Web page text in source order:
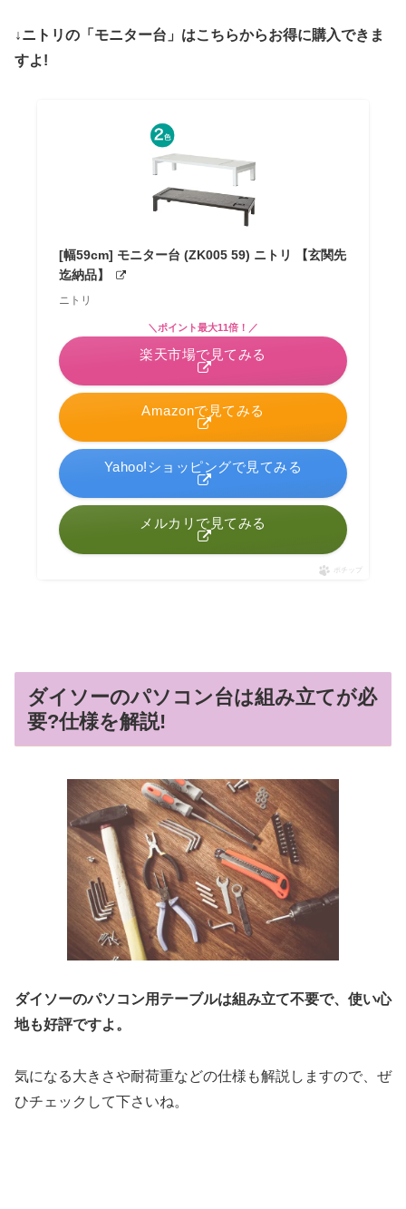
↓ニトリの「モニター台」はこちらからお得に購入できま
すよ!
[幅59cm] モニター台 (ZK005 59) ニトリ 【玄関先
迄納品】
ニトリ
Amazonで見てみる
＼ポイント最大11倍！／
楽天市場で見てみる
Yahoo!ショッピングで見てみる
メルカリで見てみる
ポチップ
ダイソーのパソコン台は組み立てが必
要?仕様を解説!
ダイソーのパソコン用テーブルは組み立て不要で、使い心
地も好評ですよ。
気になる大きさや耐荷重などの仕様も解説しますので、ぜ
ひチェックして下さいね。